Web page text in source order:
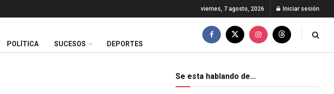
viernes, 7 agosto, 2026 Iniciar sesión
POLÍTICA SUCESOS DEPORTES
Se esta hablando de…